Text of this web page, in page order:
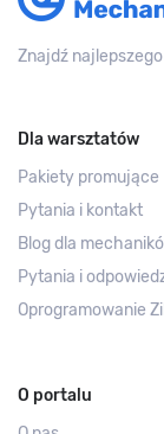
Znajdź
Dla warsztatów
Pakiety promujące
Pytania i kontakt
Blog dla
Pytania i
Oprogramowanie
O portalu